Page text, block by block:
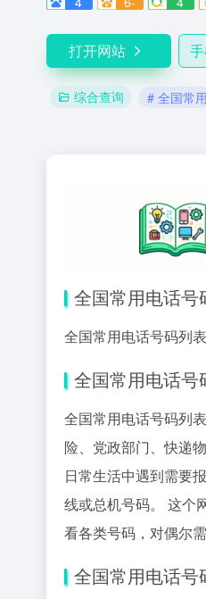
打开网站
综合查询 # 全国常
全国常用电话号
全国常用电话号码列
全国常用电话号
全国常用电话号码列
险、党政部门、快递
日常生活中遇到需要
线或总机号码。 这个
看各类号码，对偶尔
全国常用电话